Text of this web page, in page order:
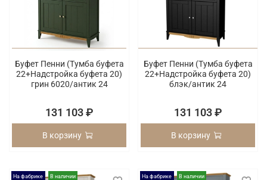
Буфет Пенни (Тумба буфета
22+Надстройка буфета 20)
грин 6020/антик 24
131 103 ₽
В корзину
Буфет Пенни (Тумба буфета
22+Надстройка буфета 20)
блэк/антик 24
131 103 ₽
В корзину
На фабрике В наличии На фабрике В наличии